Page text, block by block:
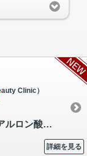
【26,800円】≪ポリ乳酸と非架橋のヒアルロン酸を組み合わせた製剤を注入☆…
詳細を見る